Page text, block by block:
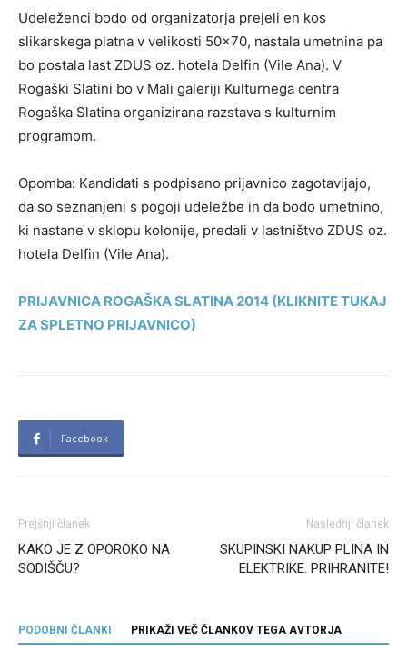
Udeleženci bodo od organizatorja prejeli en kos
slikarskega platna v velikosti 50×70, nastala umetnina pa
bo postala last ZDUS oz. hotela Delfin (Vile Ana). V
Rogaški Slatini bo v Mali galeriji Kulturnega centra
Rogaška Slatina organizirana razstava s kulturnim
programom.
Opomba: Kandidati s podpisano prijavnico zagotavljajo,
da so seznanjeni s pogoji udeležbe in da bodo umetnino,
ki nastane v sklopu kolonije, predali v lastništvo ZDUS oz.
hotela Delfin (Vile Ana).
PRIJAVNICA ROGAŠKA SLATINA 2014 (KLIKNITE TUKAJ
ZA SPLETNO PRIJAVNICO)
Facebook
Prejšnji članek
KAKO JE Z OPOROKO NA
SODIŠČU?
Naslednji članek
SKUPINSKI NAKUP PLINA IN
ELEKTRIKE. PRIHRANITE!
PODOBNI ČLANKI PRIKAŽI VEČ ČLANKOV TEGA AVTORJA